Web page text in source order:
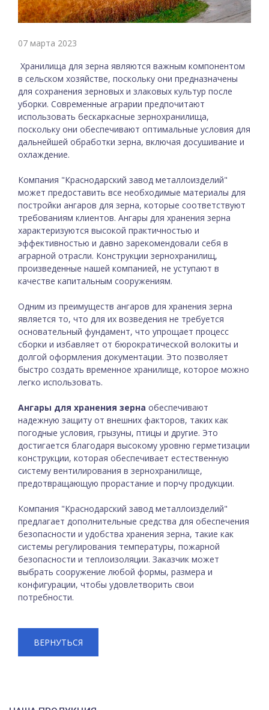
07 марта 2023
Хранилища для зерна являются важным компонентом
в сельском хозяйстве, поскольку они предназначены
для сохранения зерновых и злаковых культур после
уборки. Современные аграрии предпочитают
использовать бескаркасные зернохранилища,
поскольку они обеспечивают оптимальные условия для
дальнейшей обработки зерна, включая досушивание и
охлаждение.
Компания "Краснодарский завод металлоизделий"
может предоставить все необходимые материалы для
постройки ангаров для зерна, которые соответствуют
требованиям клиентов. Ангары для хранения зерна
характеризуются высокой практичностью и
эффективностью и давно зарекомендовали себя в
аграрной отрасли. Конструкции зернохранилищ,
произведенные нашей компанией, не уступают в
качестве капитальным сооружениям.
Одним из преимуществ ангаров для хранения зерна
является то, что для их возведения не требуется
основательный фундамент, что упрощает процесс
сборки и избавляет от бюрократической волокиты и
долгой оформления документации. Это позволяет
быстро создать временное хранилище, которое можно
легко использовать.
Ангары для хранения зерна обеспечивают
надежную защиту от внешних факторов, таких как
погодные условия, грызуны, птицы и другие. Это
достигается благодаря высокому уровню герметизации
конструкции, которая обеспечивает естественную
систему вентилирования в зернохранилище,
предотвращающую прорастание и порчу продукции.
Компания "Краснодарский завод металлоизделий"
предлагает дополнительные средства для обеспечения
безопасности и удобства хранения зерна, такие как
системы регулирования температуры, пожарной
безопасности и теплоизоляции. Заказчик может
выбрать сооружение любой формы, размера и
конфигурации, чтобы удовлетворить свои
потребности.
ВЕРНУТЬСЯ